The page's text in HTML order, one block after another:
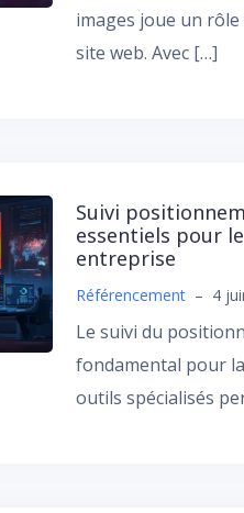
images joue un rôle
site web. Avec […]
Suivi
essentiels pour
entreprise
Référencement – 4
Le suivi du
fondamental pour la
outils spécialisés